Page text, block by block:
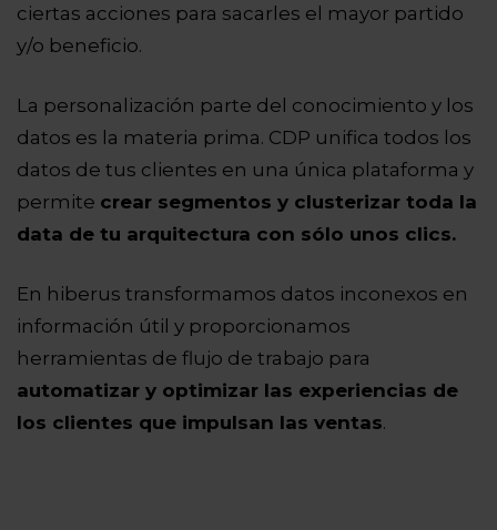
ciertas acciones para sacarles el mayor partido
y/o beneficio.
La personalización parte del conocimiento y los
datos es la materia prima. CDP unifica todos los
datos de tus clientes en una única plataforma y
permite crear segmentos y clusterizar toda la
data de tu arquitectura con sólo unos clics.
En hiberus transformamos datos inconexos en
información útil y proporcionamos
herramientas de flujo de trabajo para
automatizar y optimizar las experiencias de
los clientes que impulsan las ventas.